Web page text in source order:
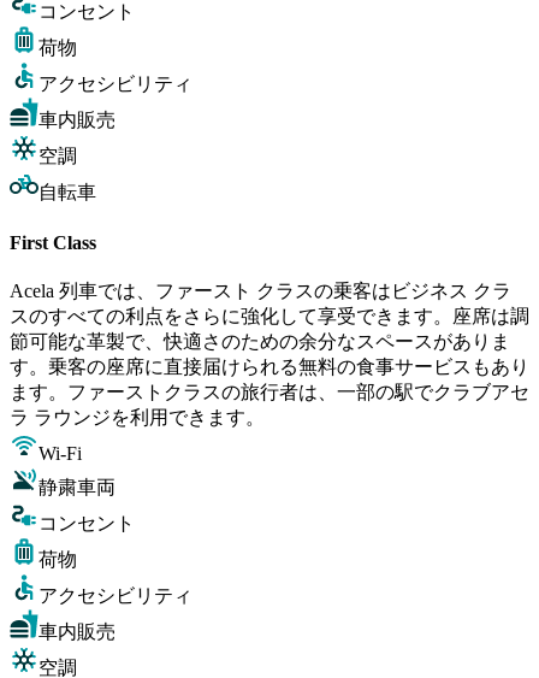
コンセント
荷物
アクセシビリティ
車内販売
空調
自転車
First Class
Acela 列車では、ファースト クラスの乗客はビジネス クラ
スのすべての利点をさらに強化して享受できます。座席は調
節可能な革製で、快適さのための余分なスペースがありま
す。乗客の座席に直接届けられる無料の食事サービスもあり
ます。ファーストクラスの旅行者は、一部の駅でクラブアセ
ラ ラウンジを利用できます。
Wi-Fi
静粛車両
コンセント
荷物
アクセシビリティ
車内販売
空調